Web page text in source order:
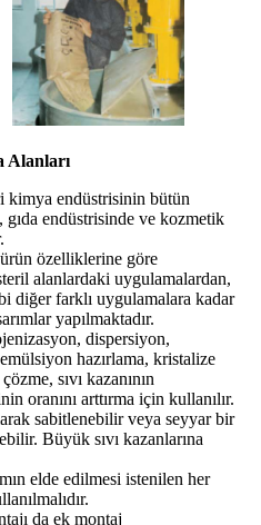
Alanları
kimya endüstrisinin bütün
endüstrisinde ve kozmetik
özelliklerine göre
alanlardaki uygulamalardan,
diğer farklı uygulamalara kadar
yapılmaktadır.
dispersiyon,
hazırlama, kristalize
sıvı kazanının
oranını arttırma için kullanılır.
sabitlenebilir veya seyyar bir
Büyük sıvı kazanlarına
elde edilmesi istenilen her
da ek montaj